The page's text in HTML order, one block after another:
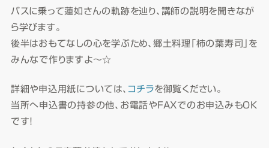
バスに乗って蓮如さんの軌跡を辿り、講師の説明を聞きなが
ら学びます。
後半はおもてなしの心を学ぶため、郷土料理「柿の葉寿司」を
みんなで作りますよ～☆
詳細や申込用紙については、 コチラを御覧ください。
当所へ申込書の持参の他、お電話やFAXでのお申込みもOK
です！